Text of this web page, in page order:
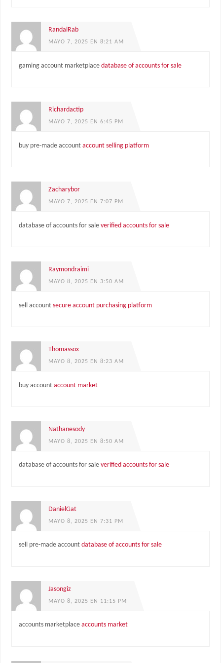
RandalRab
MAYO 7, 2025 EN 8:21 AM
gaming account marketplace database of accounts for sale
Richardactip
MAYO 7, 2025 EN 6:45 PM
buy pre-made account account selling platform
Zacharybor
MAYO 7, 2025 EN 7:07 PM
database of accounts for sale verified accounts for sale
Raymondraimi
MAYO 8, 2025 EN 3:50 AM
sell account secure account purchasing platform
Thomassox
MAYO 8, 2025 EN 8:23 AM
buy account account market
Nathanesody
MAYO 8, 2025 EN 8:50 AM
database of accounts for sale verified accounts for sale
DanielGat
MAYO 8, 2025 EN 7:31 PM
sell pre-made account database of accounts for sale
Jasongiz
MAYO 8, 2025 EN 11:15 PM
accounts marketplace accounts market